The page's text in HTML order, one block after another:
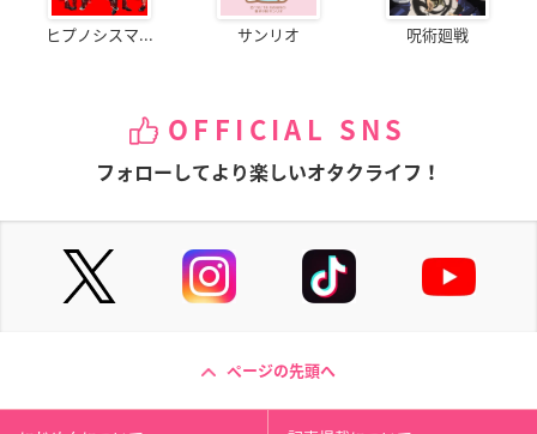
ヒプノシスマ... サンリオ 呪術廻戦
OFFICIAL SNS
フォローしてより楽しいオタクライフ！
ページの先頭へ